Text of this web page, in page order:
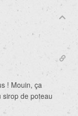
! Mouin, ça
de poteau